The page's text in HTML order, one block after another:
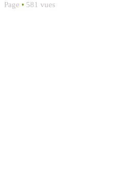
Page • 581 vues